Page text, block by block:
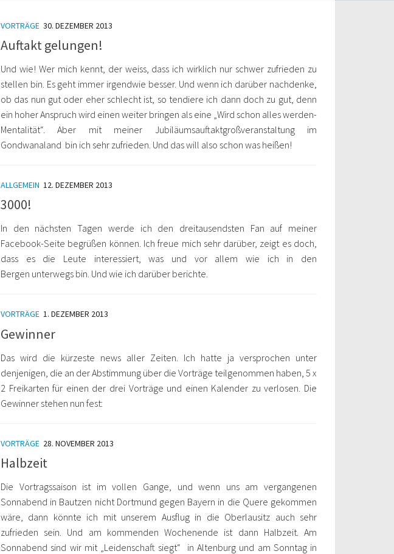
VORTRÄGE 30. DEZEMBER 2013
Auftakt gelungen!
Und wie! Wer mich kennt, der weiss, dass ich wirklich nur schwer zufrieden zu
stellen bin. Es geht immer irgendwie besser. Und wenn ich darüber nachdenke,
ob das nun gut oder eher schlecht ist, so tendiere ich dann doch zu gut, denn
ein hoher Anspruch wird einen weiter bringen als eine „Wird schon alles werden-
Mentalität“. Aber mit meiner Jubiläumsauftaktgroßveranstaltung im
Gondwanaland bin ich sehr zufrieden. Und das will also schon was heißen!
ALLGEMEIN 12. DEZEMBER 2013
3000!
In den nächsten Tagen werde ich den dreitausendsten Fan auf meiner
Facebook-Seite begrüßen können. Ich freue mich sehr darüber, zeigt es doch,
dass es die Leute interessiert, was und vor allem wie ich in den
Bergen unterwegs bin. Und wie ich darüber berichte.
VORTRÄGE 1. DEZEMBER 2013
Gewinner
Das wird die kürzeste news aller Zeiten. Ich hatte ja versprochen unter
denjenigen, die an der Abstimmung über die Vorträge teilgenommen haben, 5 x
2 Freikarten für einen der drei Vorträge und einen Kalender zu verlosen. Die
Gewinner stehen nun fest:
VORTRÄGE 28. NOVEMBER 2013
Halbzeit
Die Vortragssaison ist im vollen Gange, und wenn uns am vergangenen
Sonnabend in Bautzen nicht Dortmund gegen Bayern in die Quere gekommen
wäre, dann könnte ich mit unserem Ausflug in die Oberlausitz auch sehr
zufrieden sein. Und am kommenden Wochenende ist dann Halbzeit. Am
Sonnabend sind wir mit „Leidenschaft siegt“ in Altenburg und am Sonntag in